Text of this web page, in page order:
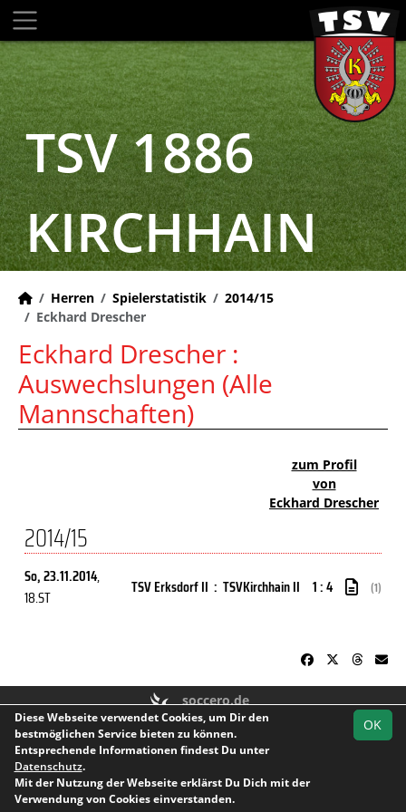
TSV 1886
KIRCHHAIN
Herren Spielerstatistik
2014/15
Eckhard Drescher
Eckhard Drescher :
Auswechslungen (Alle
Mannschaften)
zum Profil
von
Eckhard Drescher
2014/15
So, 23.11.2014,
18.ST
TSV Erksdorf II : TSVKirchhain II 1 : 4 (1)
soccero.de
© 2006 - 2026
Besucherstatistik Kontakt Impressum
Geburtstage
Facebook
Instagram Youtube
OK
Diese Webseite verwendet Cookies, um Dir den
bestmöglichen Service bieten zu können.
Entsprechende Informationen findest Du unter
Datenschutz.
Mit der Nutzung der Webseite erklärst Du Dich mit der
Verwendung von Cookies einverstanden.